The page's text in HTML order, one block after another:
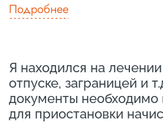
Подробнее
Я находился на
отпуске, заграницей и
документы необходимо
для приостановки